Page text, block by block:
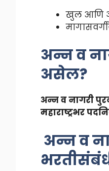
खुल आणि
अन्न व
असेल?
अन्न व नागरी
महाराष्ट्रभर
अन्न व